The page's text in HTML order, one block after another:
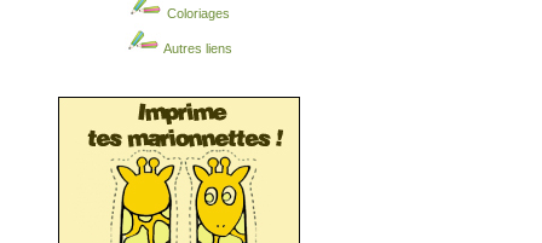
Coloriages
Autres liens